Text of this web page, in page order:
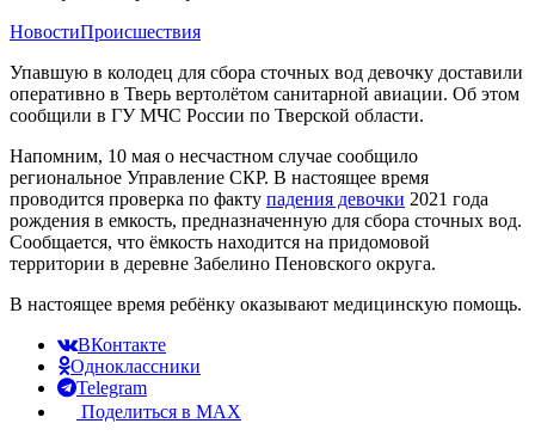
НовостиПроисшествия
Упавшую в колодец для сбора сточных вод девочку доставили
оперативно в Тверь вертолётом санитарной авиации. Об этом
сообщили в ГУ МЧС России по Тверской области.
Напомним, 10 мая о несчастном случае сообщило
региональное Управление СКР. В настоящее время
проводится проверка по факту падения девочки 2021 года
рождения в емкость, предназначенную для сбора сточных вод.
Сообщается, что ёмкость находится на придомовой
территории в деревне Забелино Пеновского округа.
В настоящее время ребёнку оказывают медицинскую помощь.
ВКонтакте
Одноклассники
Telegram
Поделиться в MAX